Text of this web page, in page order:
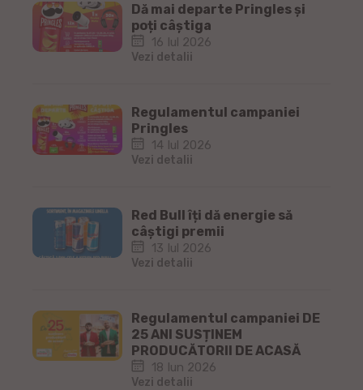
Dă mai departe Pringles și
poți câștiga
16 Iul 2026
Vezi detalii
Regulamentul campaniei
Pringles
14 Iul 2026
Vezi detalii
Red Bull îți dă energie să
câștigi premii
13 Iul 2026
Vezi detalii
Regulamentul campaniei DE
25 ANI SUSȚINEM
PRODUCĂTORII DE ACASĂ
18 Iun 2026
Vezi detalii